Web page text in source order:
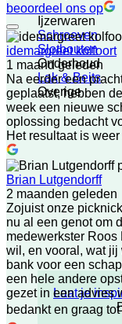
Ijzerwaren
Schroeven
Slotbouten
Onderhoud
Lak & Beits
Overige
Laat je
beoordeel ons op
idemargreet kolfoort
1 maand geleden
Na eerder een
geplaatst, hebben
week een nieuwe
oplossing bedacht
Het resultaat is weer
Brian Lutgendorff
2 maanden geleden
Zojuist onze
nu al een genot om
medewerkster
wil, en vooral, wat
bank voor een
een hele andere
gezet in een advies
bedankt en graag